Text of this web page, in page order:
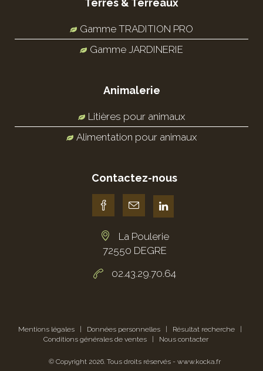
Terres & Terreaux
Gamme TRADITION PRO
Gamme JARDINERIE
Animalerie
Litières pour animaux
Alimentation pour animaux
Contactez-nous
La Poulerie
72550 DEGRE
02.43.29.70.64
Mentions légales| Données personnelles| Résultat recherche|
Conditions générales de ventes| Nous contacter
© Copyright 2026. Tous droits réservés - www.kocka.fr